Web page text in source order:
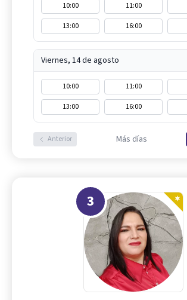
10:00 11:00
13:00
16:00
Viernes, 14 de agosto
10:00 11:00
13:00
16:00
Anterior Más días
3